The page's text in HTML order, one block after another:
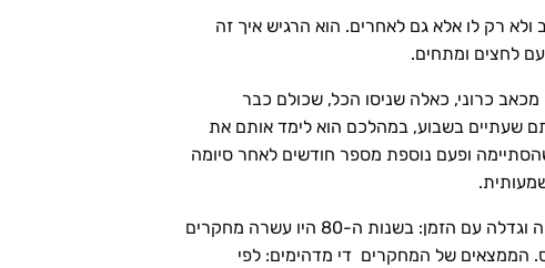
ולא רק לו אלא גם לאחרים. הוא הרגיש איך זה
לחצים ומתחים.
כרוני, כאלה שניסו הכל, שכולם כבר
שעתיים בשבוע, במהלכם הוא לימד אותם את
ופעם נוספת מספר חודשים לאחר סיומה
המחקר של ג'ון קבצין היווה פריצת דרך משמעותית בתחום ובהשראתו החלו לצוץ שורה של מחקרים שרק הלכה וגדלה עם הזמן: בשנות ה-80 היו עשרה מחקרים
2013 התפרסמו כבר 550 מחקרים על מיינדפולנס. הממצאים של המחקרים די מדהימים: לפי